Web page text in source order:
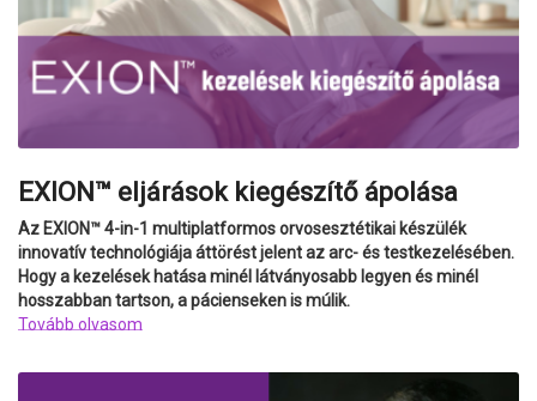
EXION™ eljárások kiegészítő ápolása
Az EXION™ 4-in-1 multiplatformos orvosesztétikai készülék
innovatív technológiája áttörést jelent az arc- és testkezelésében.
Hogy a kezelések hatása minél látványosabb legyen és minél
hosszabban tartson, a pácienseken is múlik.
Tovább olvasom